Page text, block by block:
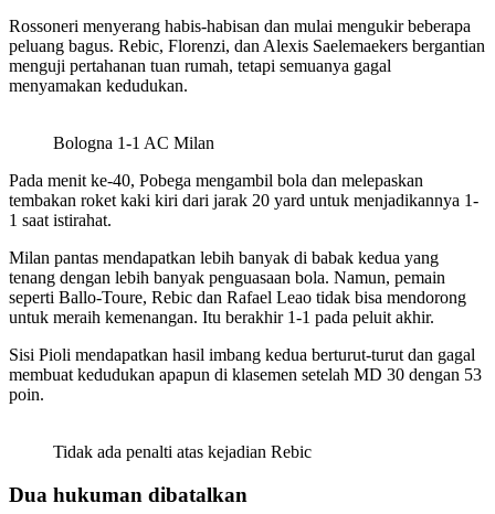
Rossoneri menyerang habis-habisan dan mulai mengukir beberapa
peluang bagus. Rebic, Florenzi, dan Alexis Saelemaekers bergantian
menguji pertahanan tuan rumah, tetapi semuanya gagal
menyamakan kedudukan.
Bologna 1-1 AC Milan
Pada menit ke-40, Pobega mengambil bola dan melepaskan
tembakan roket kaki kiri dari jarak 20 yard untuk menjadikannya 1-
1 saat istirahat.
Milan pantas mendapatkan lebih banyak di babak kedua yang
tenang dengan lebih banyak penguasaan bola. Namun, pemain
seperti Ballo-Toure, Rebic dan Rafael Leao tidak bisa mendorong
untuk meraih kemenangan. Itu berakhir 1-1 pada peluit akhir.
Sisi Pioli mendapatkan hasil imbang kedua berturut-turut dan gagal
membuat kedudukan apapun di klasemen setelah MD 30 dengan 53
poin.
Tidak ada penalti atas kejadian Rebic
Dua hukuman dibatalkan